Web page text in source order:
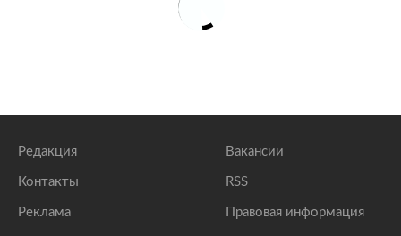
Редакция
Контакты
Реклама
Вакансии
RSS
Правовая информация